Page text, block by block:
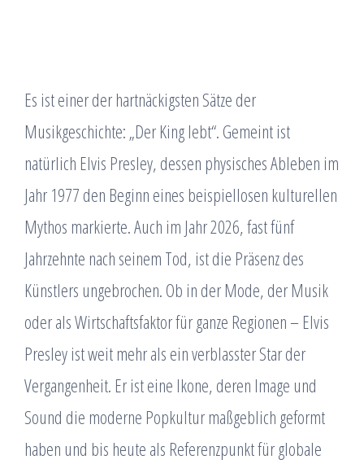
Es ist einer der hartnäckigsten Sätze der
Musikgeschichte: „Der King lebt“. Gemeint ist
natürlich Elvis Presley, dessen physisches Ableben im
Jahr 1977 den Beginn eines beispiellosen kulturellen
Mythos markierte. Auch im Jahr 2026, fast fünf
Jahrzehnte nach seinem Tod, ist die Präsenz des
Künstlers ungebrochen. Ob in der Mode, der Musik
oder als Wirtschaftsfaktor für ganze Regionen – Elvis
Presley ist weit mehr als ein verblasster Star der
Vergangenheit. Er ist eine Ikone, deren Image und
Sound die moderne Popkultur maßgeblich geformt
haben und bis heute als Referenzpunkt für globale